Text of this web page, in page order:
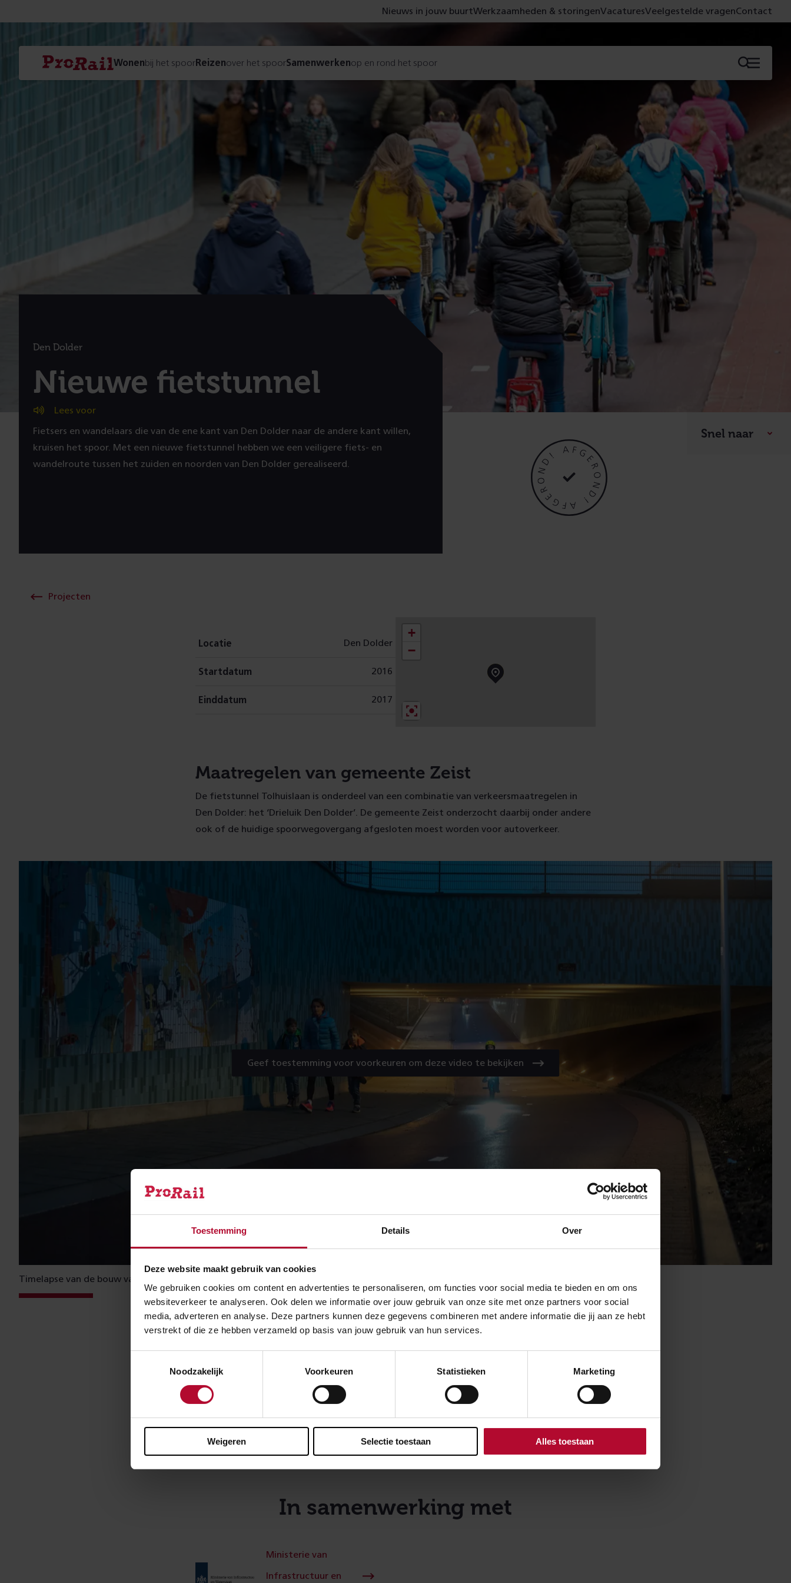
Toestemming Details Over
Deze website maakt gebruik van cookies
We gebruiken cookies om content en advertenties te personaliseren, om functies voor social media te bieden en om ons
websiteverkeer te analyseren. Ook delen we informatie over jouw gebruik van onze site met onze partners voor social
media, adverteren en analyse. Deze partners kunnen deze gegevens combineren met andere informatie die jij aan ze hebt
verstrekt of die ze hebben verzameld op basis van jouw gebruik van hun services.
Noodzakelijk
Voorkeuren Statistieken Marketing
Weigeren Selectie toestaan Alles toestaan
Nieuws in jouw buurtWerkzaamheden & storingenVacaturesVeelgestelde vragenContact
Navigatie
Homepage
ProRail
Wonenbij het spoorReizenover het spoorSamenwerkenop en rond het spoor Menu
Den Dolder
:
Nieuwe fietstunnel
(
P
s
Lees voor
Fietsers en wandelaars die van de ene kant van Den Dolder naar de andere kant willen,
kruisen het spoor. Met een nieuwe fietstunnel hebben we een veiligere fiets- en
wandelroute tussen het zuiden en noorden van Den Dolder gerealiseerd.
Snel naar
Projecten
Locatie Den Dolder
Startdatum 2016
Einddatum 2017
+
−
Maatregelen van gemeente Zeist
De fietstunnel Tolhuislaan is onderdeel van een combinatie van verkeersmaatregelen in
Den Dolder: het ‘Drieluik Den Dolder’. De gemeente Zeist onderzocht daarbij onder andere
ook of de huidige spoorwegovergang afgesloten moest worden voor autoverkeer.
Timelapse van de bouw van de tunnel
Geef toestemming voor voorkeuren om deze video te bekijken
Fietstunnel Tolhuislaan
sportvereniging DOSC en de brede school De Schilden. Er is daardoor veel fietsververkeer
van en naar de andere kant van het spoor.
Bij de Tolhuislaan heeft ProRail een fietstunnel onder het spoor door gebouwd. Dat maakt
In samenwerking met
Ministerie van
Infrastructuur en